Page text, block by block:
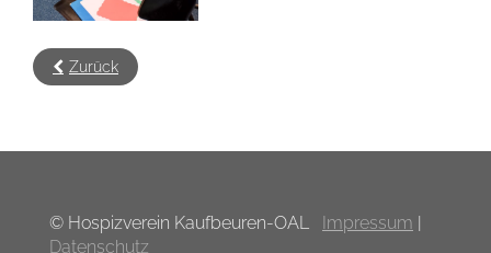
Zurück
© Hospizverein Kaufbeuren-OAL Impressum |
Datenschutz